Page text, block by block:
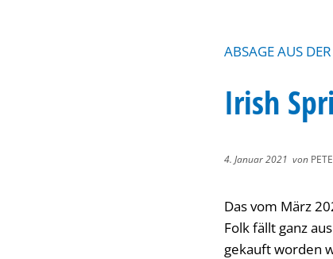
ABSAGE AUS
Irish
4. Januar 2021 von
Das vom März
Folk fällt ganz
gekauft worden